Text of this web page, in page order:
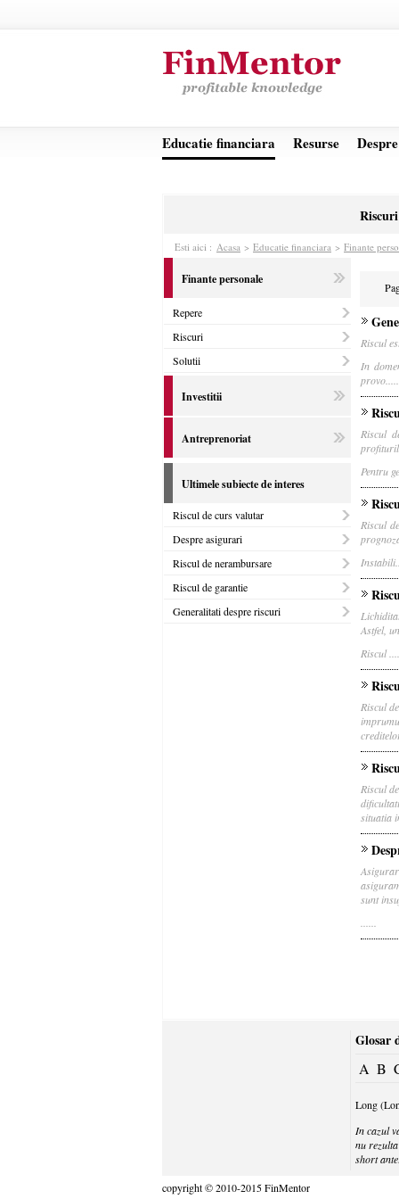
Educatie financiara Resurse
Riscuri
Esti aici : Acasa > Educatie financiara > Finante
Finante personale
Repere
Riscuri
Solutii
Investitii
Antreprenoriat
Ultimele subiecte de interes
Riscul de curs valutar
Despre asigurari
Riscul de nerambursare
Riscul de garantie
Generalitati despre riscuri
Riscul
In
Riscul
Pentru
Riscul
Astfel,
Riscul
Riscul
Riscul
situatia
sunt
Glosar
A B
Long
In cazul
nu
short
copyright © 2010-2015 FinMentor